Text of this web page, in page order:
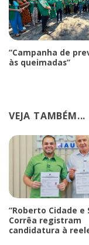
“Campanha de
às queimadas”
VEJA TAMBÉM...
“Roberto Cidade e
Corrêa registram
candidatura à